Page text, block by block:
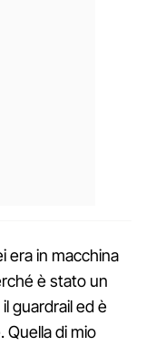
era in macchina
è stato un
guardrail ed è
di mio